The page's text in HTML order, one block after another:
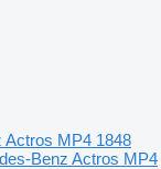
Actros MP4 1848
Benz Actros MP4